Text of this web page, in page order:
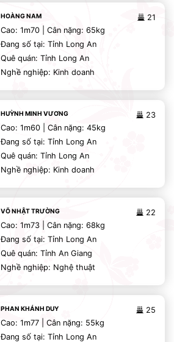
21
HOÀNG NAM
Cao: 1m70 | Cân nặng: 65kg
Đang số tại: Tỉnh Long An
Quê quán: Tỉnh Long An
Nghề nghiệp: Kinh doanh
23
HUỲNH MINH VƯƠNG
Cao: 1m60 | Cân nặng: 45kg
Đang số tại: Tỉnh Long An
Quê quán: Tỉnh Long An
Nghề nghiệp: Kinh doanh
22
VÕ NHẬT TRƯỜNG
Cao: 1m73 | Cân nặng: 68kg
Đang số tại: Tỉnh Long An
Quê quán: Tỉnh An Giang
Nghề nghiệp: Nghệ thuật
25
PHAN KHÁNH DUY
Cao: 1m77 | Cân nặng: 55kg
Đang số tại: Tỉnh Long An